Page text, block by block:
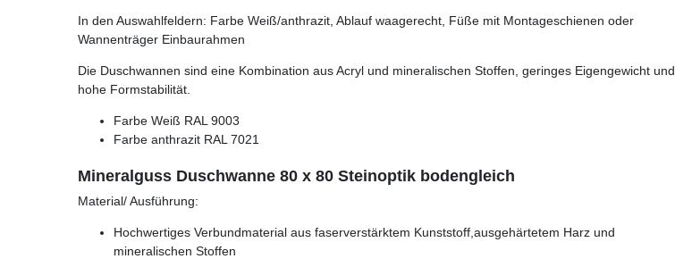
In den Auswahlfeldern: Farbe Weiß/anthrazit, Ablauf waagerecht, Füße mit Montageschienen oder
Wannenträger Einbaurahmen
Die Duschwannen sind eine Kombination aus Acryl und mineralischen Stoffen, geringes Eigengewicht und
hohe Formstabilität.
Farbe Weiß RAL 9003
Farbe anthrazit RAL 7021
Mineralguss Duschwanne 80 x 80 Steinoptik bodengleich
Material/ Ausführung:
Hochwertiges Verbundmaterial aus faserverstärktem Kunststoff,ausgehärtetem Harz und
mineralischen Stoffen